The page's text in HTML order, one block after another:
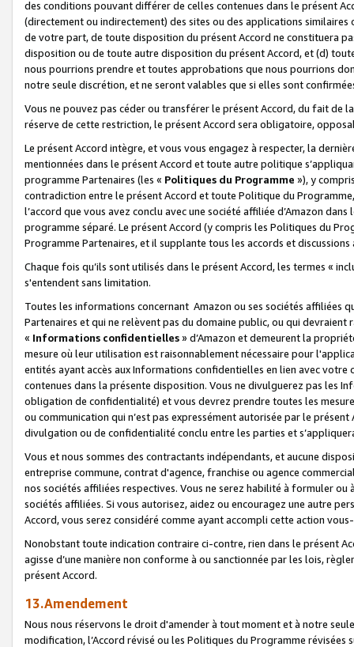
des conditions pouvant différer de celles contenues dans le présent
(directement ou indirectement) des sites ou des applications
de votre part, de toute disposition du présent Accord ne constituera
disposition ou de toute autre disposition du présent Accord, et (d)
nous pourrions prendre et toutes approbations que nous pourrions
notre seule discrétion, et ne seront valables que si elles sont
Vous ne pouvez pas céder ou transférer le présent Accord, du fait de
réserve de cette restriction, le présent Accord sera obligatoire,
Le présent Accord intègre, et vous vous engagez à respecter, la
mentionnées dans le présent Accord et toute autre politique
programme Partenaires (les « Politiques du Programme »), y
contradiction entre le présent Accord et toute Politique du
l’accord que vous avez conclu avec une société affiliée d’Amazon
programme séparé. Le présent Accord (y compris les Politiques du
Programme Partenaires, et il supplante tous les accords et discussions
Chaque fois qu’ils sont utilisés dans le présent Accord, les termes «
s'entendent sans limitation.
Toutes les informations concernant Amazon ou ses sociétés affiliées
Partenaires et qui ne relèvent pas du domaine public, ou qui
« Informations confidentielles» d’Amazon et demeurent la
mesure où leur utilisation est raisonnablement nécessaire pour
entités ayant accès aux Informations confidentielles en lien avec
contenues dans la présente disposition. Vous ne divulguerez pas les
obligation de confidentialité) et vous devrez prendre toutes les
ou communication qui n’est pas expressément autorisée par le
divulgation ou de confidentialité conclu entre les parties et
Vous et nous sommes des contractants indépendants, et aucune
entreprise commune, contrat d'agence, franchise ou agence
nos sociétés affiliées respectives. Vous ne serez habilité à formuler
sociétés affiliées. Si vous autorisez, aidez ou encouragez une autre
Accord, vous serez considéré comme ayant accompli cette action
Nonobstant toute indication contraire ci-contre, rien dans le présent
agisse d’une manière non conforme à ou sanctionnée par les lois,
présent Accord.
13.Amendement
Nous nous réservons le droit d'amender à tout moment et à notre
modification, l’Accord révisé ou les Politiques du Programme